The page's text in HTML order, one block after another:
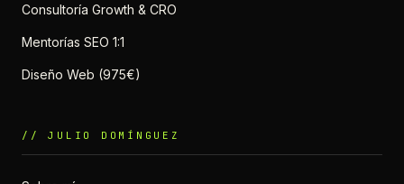
Consultoría Growth & CRO
Mentorías SEO 1:1
Diseño Web (975€)
// JULIO DOMÍNGUEZ